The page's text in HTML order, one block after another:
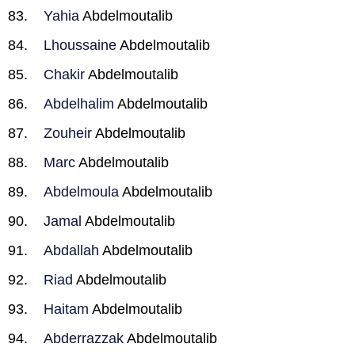
Yahia Abdelmoutalib
Lhoussaine Abdelmoutalib
Chakir Abdelmoutalib
Abdelhalim Abdelmoutalib
Zouheir Abdelmoutalib
Marc Abdelmoutalib
Abdelmoula Abdelmoutalib
Jamal Abdelmoutalib
Abdallah Abdelmoutalib
Riad Abdelmoutalib
Haitam Abdelmoutalib
Abderrazzak Abdelmoutalib